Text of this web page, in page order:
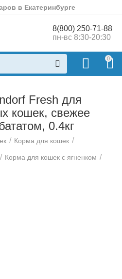
в Екатеринбурге
8(800) 250-71-88
пн-вс 8:30-20:30
0
Fresh для
кошек, свежее
0.4кг
/ Корма для кошек /
/ Корма для кошек с ягненком /